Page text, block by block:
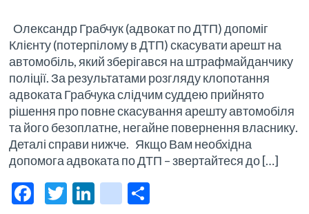
Олександр Грабчук (адвокат по ДТП) допоміг
Клієнту (потерпілому в ДТП) скасувати арешт на
автомобіль, який зберігався на штрафмайданчику
поліції. За результатами розгляду клопотання
адвоката Грабчука слідчим суддею прийнято
рішення про повне скасування арешту автомобіля
та його безоплатне, негайне повернення власнику.
Деталі справи нижче. Якщо Вам необхідна
допомога адвоката по ДТП – звертайтеся до […]
F
T
Li
bl